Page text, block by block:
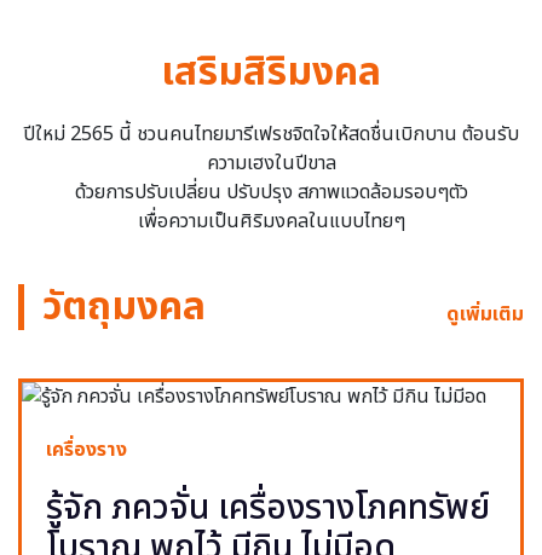
เสริมสิริมงคล
ปีใหม่ 2565 นี้ ชวนคนไทยมารีเฟรชจิตใจให้สดชื่นเบิกบาน ต้อนรับ
ความเฮงในปีขาล
ด้วยการปรับเปลี่ยน ปรับปรุง สภาพแวดล้อมรอบๆตัว
เพื่อความเป็นศิริมงคลในแบบไทยๆ
วัตถุมงคล ดูเพิ่มเติม
เครื่องราง
รู้จัก ภควจั่น เครื่องรางโภคทรัพย์